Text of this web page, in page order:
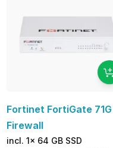
Fortinet FortiGate 71G
Firewall
incl. 1x 64 GB SSD